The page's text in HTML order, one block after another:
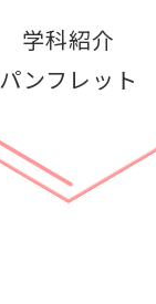
学科紹介
パンフレット